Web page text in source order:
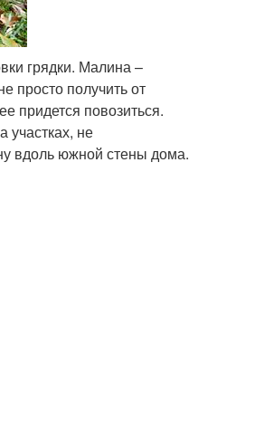
грядки. Малина –
просто получить от
придется повозиться.
участках, не
вдоль южной стены дома.